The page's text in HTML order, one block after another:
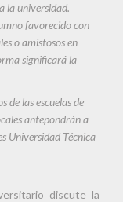
la universidad.
favorecido con
o amistosos en
significará la
de las escuelas de
antepondrán a
Universidad Técnica
discute la